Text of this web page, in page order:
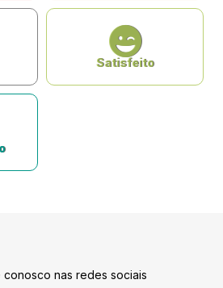
Satisfeito
nas redes sociais